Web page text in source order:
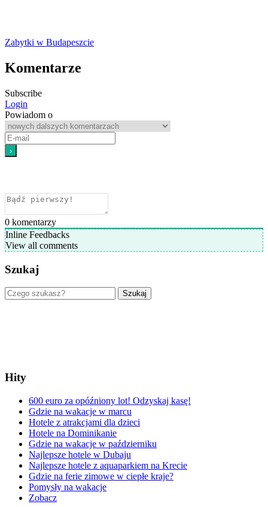
Zabytki w Budapeszcie
Komentarze
Subscribe
Login
Powiadom o
0 komentarzy
Inline Feedbacks
View all comments
Szukaj
Szukaj
Hity
600 euro za opóźniony lot! Odzyskaj kasę!
Gdzie na wakacje w marcu
Hotele z atrakcjami dla dzieci
Hotele na Dominikanie
Gdzie na wakacje w październiku
Najlepsze hotele w Dubaju
Najlepsze hotele z aquaparkiem na Krecie
Gdzie na ferie zimowe w ciepłe kraje?
Pomysły na wakacje
Zobacz